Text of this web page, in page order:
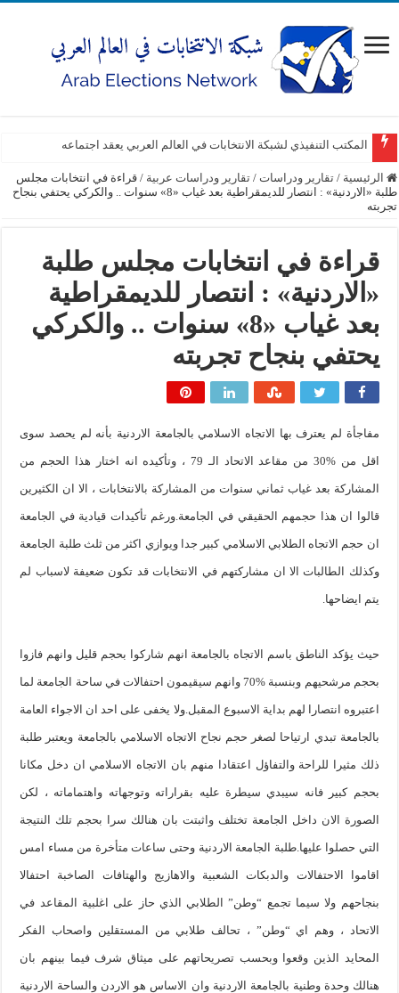
المكتب التنفيذي لشبكة الانتخابات في العالم العربي يعقد اجتماعه
الرئيسية / تقارير ودراسات / تقارير ودراسات عربية / قراءة في انتخابات مجلس
طلبة «الاردنية» : انتصار للديمقراطية بعد غياب «8» سنوات .. والكركي يحتفي بنجاح
تجربته
قراءة في انتخابات مجلس طلبة
«الاردنية» : انتصار للديمقراطية
بعد غياب «8» سنوات .. والكركي
يحتفي بنجاح تجربته
مفاجأة لم يعترف بها الاتجاه الاسلامي بالجامعة الاردنية بأنه لم يحصد سوى
اقل من %30 من مقاعد الاتحاد الـ 79 ، وتأكيده انه اختار هذا الحجم من
المشاركة بعد غياب ثماني سنوات من المشاركة بالانتخابات ، الا ان الكثيرين
قالوا ان هذا حجمهم الحقيقي في الجامعة.ورغم تأكيدات قيادية في الجامعة
ان حجم الاتجاه الطلابي الاسلامي كبير جدا ويوازي اكثر من ثلث طلبة الجامعة
وكذلك الطالبات الا ان مشاركتهم في الانتخابات قد تكون ضعيفة لاسباب لم
يتم ايضاحها.
حيث يؤكد الناطق باسم الاتجاه بالجامعة انهم شاركوا بحجم قليل وانهم فازوا
بحجم مرشحيهم وبنسبة %70 وانهم سيقيمون احتفالات في ساحة الجامعة لما
اعتبروه انتصارا لهم بداية الاسبوع المقبل.ولا يخفى على احد ان الاجواء العامة
بالجامعة تبدي ارتياحا لصغر حجم نجاح الاتجاه الاسلامي بالجامعة ويعتبر طلبة
ذلك مثيرا للراحة والتفاؤل اعتقادا منهم بان الاتجاه الاسلامي ان دخل مكانا
بحجم كبير فانه سيبدي سيطرة عليه بقراراته وتوجهاته واهتماماته ، لكن
الصورة الان داخل الجامعة تختلف واثبتت بان هنالك سرا بحجم تلك النتيجة
التي حصلوا عليها.طلبة الجامعة الاردنية وحتى ساعات متأخرة من مساء امس
اقاموا الاحتفالات والدبكات الشعبية والاهازيج والهتافات الصاخبة احتفالا
بنجاحهم ولا سيما تجمع “وطن” الطلابي الذي حاز على اغلبية المقاعد في
الاتحاد ، وهم اي “وطن” ، تحالف طلابي من المستقلين واصحاب الفكر
المحايد الذين وقعوا وبحسب تصريحاتهم على ميثاق شرف فيما بينهم بان
هنالك وحدة وطنية بالجامعة الاردنية وان الاساس هو الاردن والساحة الاردنية